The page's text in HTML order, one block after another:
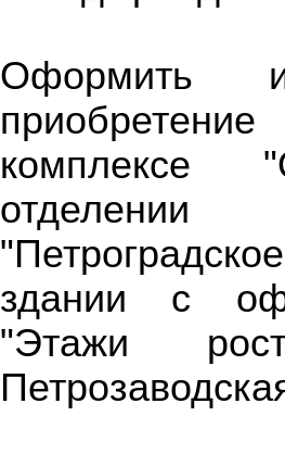
Оформить
комплексе
здании с
"Этажи